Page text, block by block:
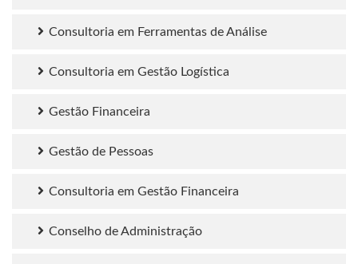
Consultoria em Ferramentas de Análise
Consultoria em Gestão Logística
Gestão Financeira
Gestão de Pessoas
Consultoria em Gestão Financeira
Conselho de Administração